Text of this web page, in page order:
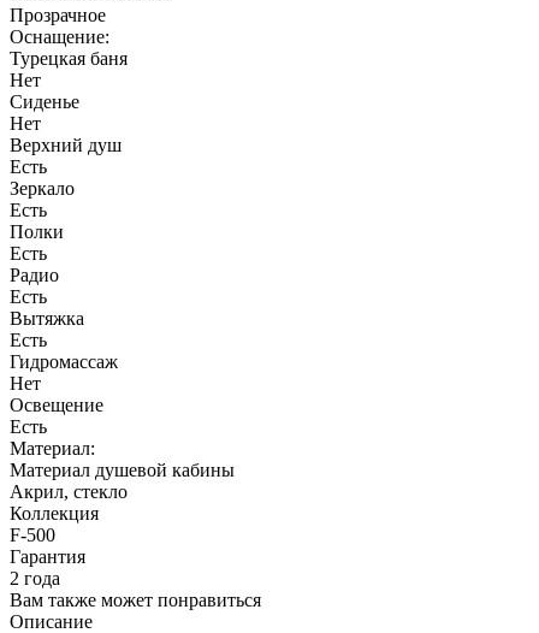
Прозрачное
Оснащение:
Турецкая баня
Нет
Сиденье
Нет
Верхний душ
Есть
Зеркало
Есть
Полки
Есть
Радио
Есть
Вытяжка
Есть
Гидромассаж
Нет
Освещение
Есть
Материал:
Материал душевой кабины
Акрил, стекло
Коллекция
F-500
Гарантия
2 года
Вам также может понравиться
Описание